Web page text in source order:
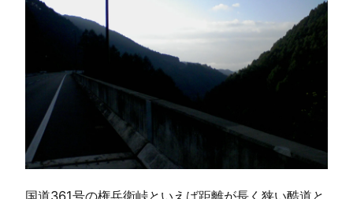
国道361号の権兵衛峠といえば距離が長く狭い酷道と